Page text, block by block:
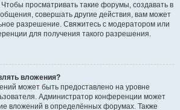
просматривать такие форумы, создавать в
совершать другие действия, вам может
разрешение. Свяжитесь с модератором или
для получения такого разрешения.
вложения?
может быть предоставлено на уровне
Администратор конференции может
вложений в определённых форумах. Также